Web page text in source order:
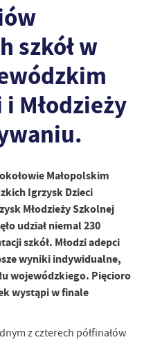
szkół w
Młodzieży
Małopolskim
Igrzysk Dzieci
Młodzieży Szkolnej
udział niemal 230
szkół. Młodzi adepci
wyniki indywidualne,
wojewódzkiego. Pięcioro
wystąpi w finale
z czterech półfinałów